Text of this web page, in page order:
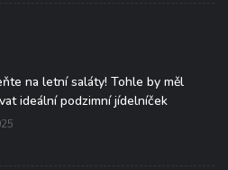
na letní saláty! Tohle by měl
ideální podzimní jídelníček